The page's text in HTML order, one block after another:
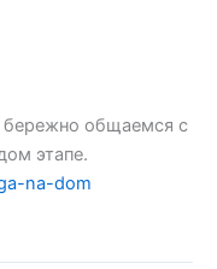
общаемся с
этапе.
na-dom